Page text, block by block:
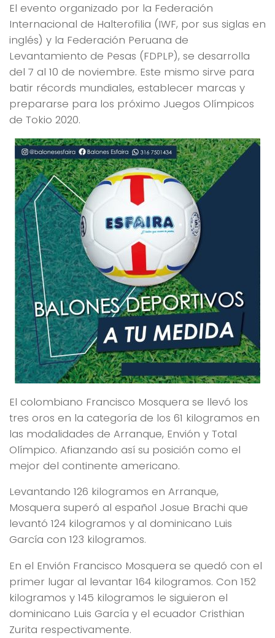
El evento organizado por la Federación
Internacional de Halterofilia (IWF, por sus siglas en
inglés) y la Federación Peruana de
Levantamiento de Pesas (FDPLP), se desarrolla
del 7 al 10 de noviembre. Este mismo sirve para
batir récords mundiales, establecer marcas y
prepararse para los próximo Juegos Olímpicos
de Tokio 2020.
El colombiano Francisco Mosquera se llevó los
tres oros en la categoría de los 61 kilogramos en
las modalidades de Arranque, Envión y Total
Olímpico. Afianzando así su posición como el
mejor del continente americano.
Levantando 126 kilogramos en Arranque,
Mosquera superó al español Josue Brachi que
levantó 124 kilogramos y al dominicano Luis
García con 123 kilogramos.
En el Envión Francisco Mosquera se quedó con el
primer lugar al levantar 164 kilogramos. Con 152
kilogramos y 145 kilogramos le siguieron el
dominicano Luis García y el ecuador Cristhian
Zurita respectivamente.